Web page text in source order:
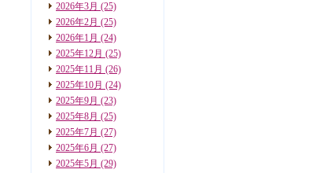
2026年3月 (25)
2026年2月 (25)
2026年1月 (24)
2025年12月 (25)
2025年11月 (26)
2025年10月 (24)
2025年9月 (23)
2025年8月 (25)
2025年7月 (27)
2025年6月 (27)
2025年5月 (29)